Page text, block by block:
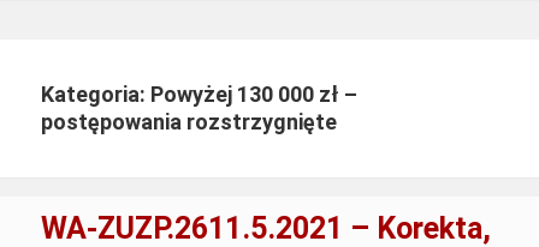
Kategoria: Powyżej 130 000 zł –
postępowania rozstrzygnięte
WA-ZUZP.2611.5.2021 – Korekta,